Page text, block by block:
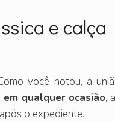
e calça
você notou, a
qualquer ocasião,
o expediente.